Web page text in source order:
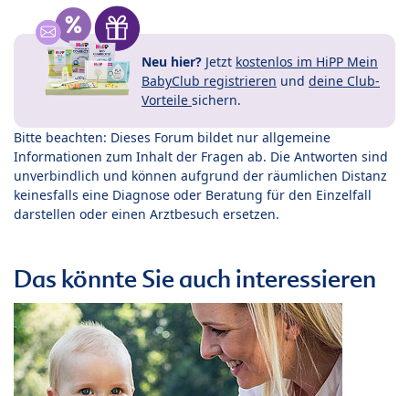
Neu hier? Jetzt kostenlos im HiPP Mein
BabyClub registrieren und deine Club-
Vorteile sichern.
Bitte beachten: Dieses Forum bildet nur allgemeine
Informationen zum Inhalt der Fragen ab. Die Antworten sind
unverbindlich und können aufgrund der räumlichen Distanz
keinesfalls eine Diagnose oder Beratung für den Einzelfall
darstellen oder einen Arztbesuch ersetzen.
Das könnte Sie auch interessieren